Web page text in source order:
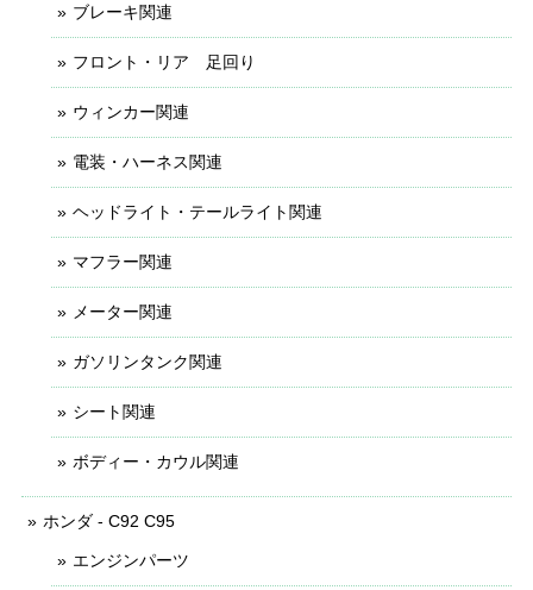
ブレーキ関連
フロント・リア 足回り
ウィンカー関連
電装・ハーネス関連
ヘッドライト・テールライト関連
マフラー関連
メーター関連
ガソリンタンク関連
シート関連
ボディー・カウル関連
ホンダ - C92 C95
エンジンパーツ